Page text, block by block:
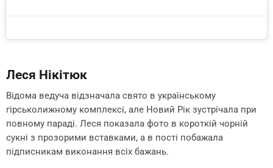
Леся Нікітюк
Відома ведуча відзначала свято в українському
гірськолижному комплексі, але Новий Рік зустрічала при
повному параді. Леся показала фото в короткій чорній
сукні з прозорими вставками, а в пості побажала
підписникам виконання всіх бажань.